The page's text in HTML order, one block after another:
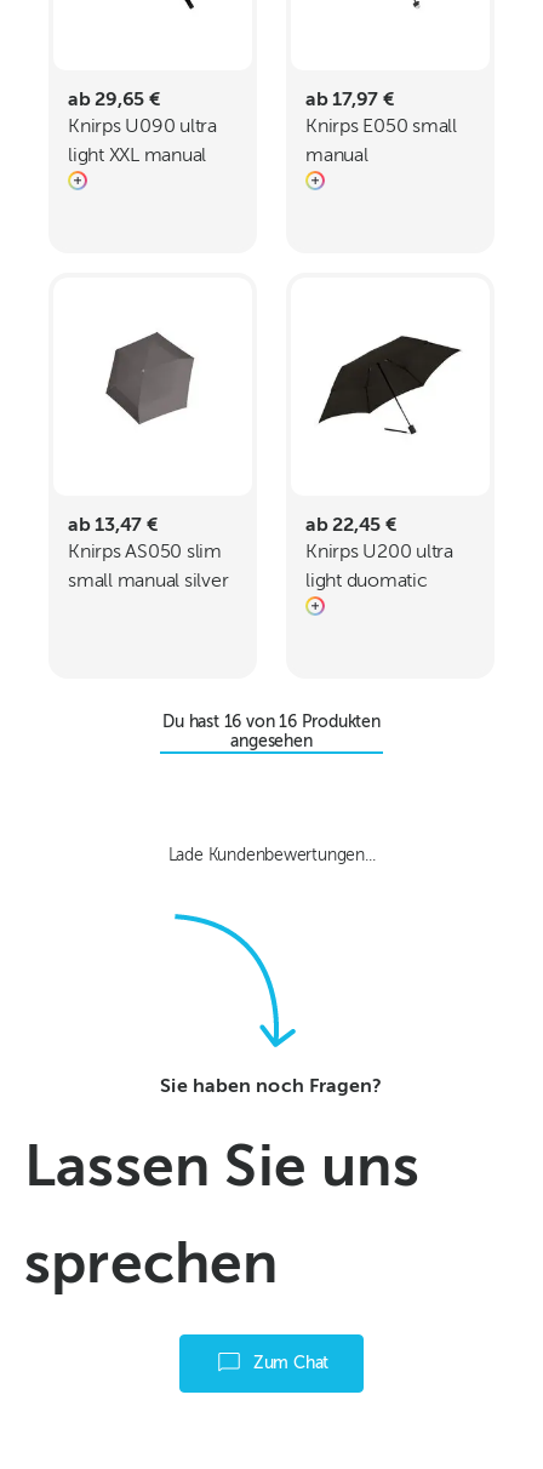
ab 29,65 €
Knirps U090 ultra
light XXL manual
compact
ab 17,97 €
Knirps E050 small
manual
ab 13,47 €
Knirps AS050 slim
small manual silver
ab 22,45 €
Knirps U200 ultra
light duomatic
Du hast 16 von16 Produkten
angesehen
Lade Kundenbewertungen...
Sie haben noch Fragen?
Lassen Sie uns
sprechen
Zum Chat